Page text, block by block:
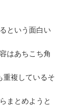
という面白い
はあちこち角
重複しているそ
まとめようと